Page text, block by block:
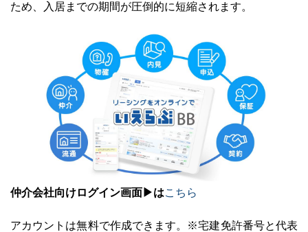
ため、入居までの期間が圧倒的に短縮されます。
仲介会社向けログイン画面▶はこちら
アカウントは無料で作成できます。※宅建免許番号と代表